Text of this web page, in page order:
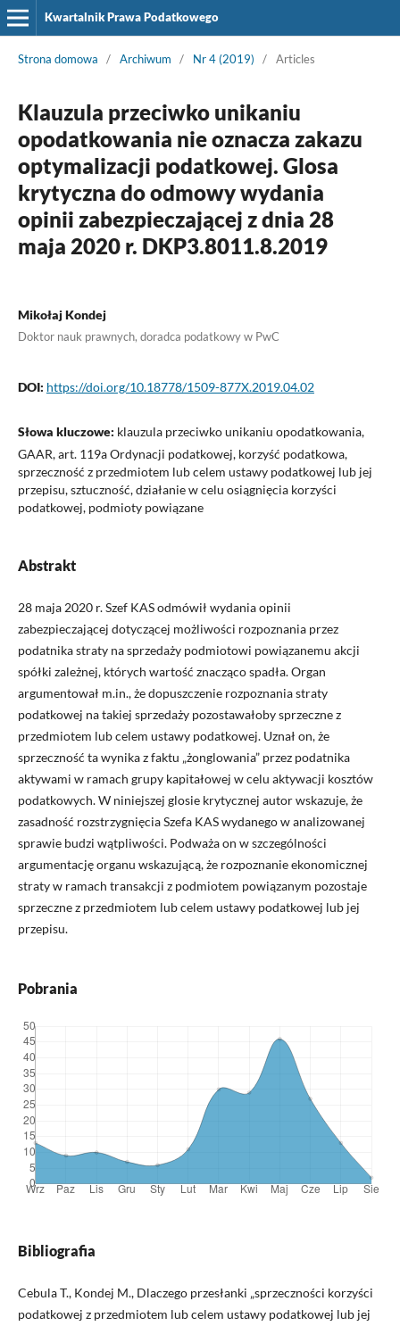
Kwartalnik Prawa Podatkowego
Strona domowa / Archiwum / Nr 4 (2019) / Articles
Klauzula przeciwko unikaniu
opodatkowania nie oznacza zakazu
optymalizacji podatkowej. Glosa
krytyczna do odmowy wydania
opinii zabezpieczającej z dnia 28
maja 2020 r. DKP3.8011.8.2019
Mikołaj Kondej
Doktor nauk prawnych, doradca podatkowy w PwC
DOI: https://doi.org/10.18778/1509-877X.2019.04.02
Słowa kluczowe: klauzula przeciwko unikaniu opodatkowania,
GAAR, art. 119a Ordynacji podatkowej, korzyść podatkowa,
sprzeczność z przedmiotem lub celem ustawy podatkowej lub jej
przepisu, sztuczność, działanie w celu osiągnięcia korzyści
podatkowej, podmioty powiązane
Abstrakt
28 maja 2020 r. Szef KAS odmówił wydania opinii
zabezpieczającej dotyczącej możliwości rozpoznania przez
podatnika straty na sprzedaży podmiotowi powiązanemu akcji
spółki zależnej, których wartość znacząco spadła. Organ
argumentował m.in., że dopuszczenie rozpoznania straty
podatkowej na takiej sprzedaży pozostawałoby sprzeczne z
przedmiotem lub celem ustawy podatkowej. Uznał on, że
sprzeczność ta wynika z faktu „żonglowania” przez podatnika
aktywami w ramach grupy kapitałowej w celu aktywacji kosztów
podatkowych. W niniejszej glosie krytycznej autor wskazuje, że
zasadność rozstrzygnięcia Szefa KAS wydanego w analizowanej
sprawie budzi wątpliwości. Podważa on w szczególności
argumentację organu wskazującą, że rozpoznanie ekonomicznej
straty w ramach transakcji z podmiotem powiązanym pozostaje
sprzeczne z przedmiotem lub celem ustawy podatkowej lub jej
przepisu.
Pobrania
Bibliografia
Cebula T., Kondej M., Dlaczego przesłanki „sprzeczności korzyści
podatkowej z przedmiotem lub celem ustawy podatkowej lub jej